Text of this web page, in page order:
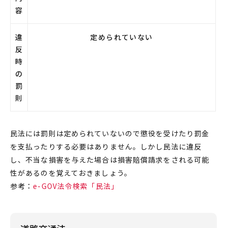
容
違
反
時
の
罰
則
定められていない
民法には罰則は定められていないので懲役を受けたり罰金
を支払ったりする必要はありません。しかし民法に違反
し、不当な損害を与えた場合は損害賠償請求をされる可能
性があるのを覚えておきましょう。
参考：e-GOV法令検索「民法」